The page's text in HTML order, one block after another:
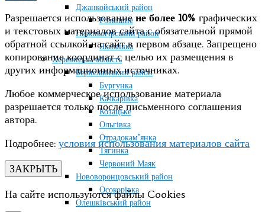
Джанкойський район
Розкішне
Нижньогірський район
Якимівка
Херсонська область
Бериславський район
Бургунка
Качкарівка
Козацьке
Ольгівка
Отрадокам’янка
Тягинка
Червоний Маяк
Нововоронцовський район
Осокорівка
Олешківський район
Разрешается использованиене более 10% графических
и текстовых материалов сайта с обязательной прямой
обратной ссылкой на сайт в первом абзаце. Запрещено
копирование координат с целью их размещения в
других информационных источниках.
Любое коммерческое использование материала
разрешается только после письменного соглашения
автора.
Подробнее: условия использования материалов сайта
ЗАКРЫТЬ
На сайте используются файлы Cookies